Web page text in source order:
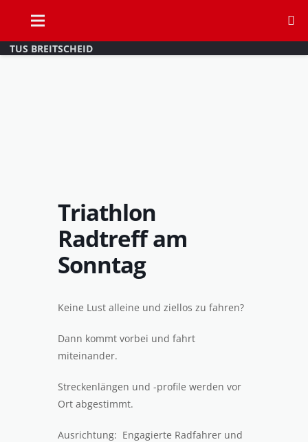
TUS BREITSCHEID
Triathlon
Radtreff am
Sonntag
Keine Lust alleine und ziellos zu fahren?
Dann kommt vorbei und fahrt
miteinander.
Streckenlängen und -profile werden vor
Ort abgestimmt.
Ausrichtung: Engagierte Radfahrer und